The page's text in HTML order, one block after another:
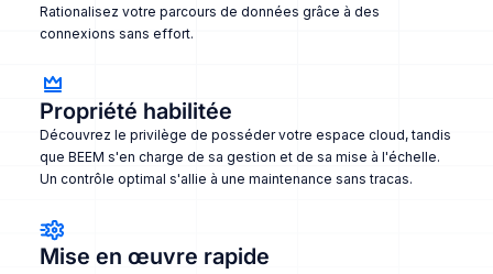
Rationalisez votre parcours de données grâce à des
connexions sans effort.
Propriété habilitée
Découvrez le privilège de posséder votre espace cloud, tandis
que BEEM s'en charge de sa gestion et de sa mise à l'échelle.
Un contrôle optimal s'allie à une maintenance sans tracas.
Mise en œuvre rapide